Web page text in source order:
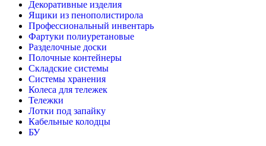
Декоративные изделия
Ящики из пенополистирола
Профессиональный инвентарь
Фартуки полиуретановые
Разделочные доски
Полочные контейнеры
Складские системы
Системы хранения
Колеса для тележек
Тележки
Лотки под запайку
Кабельные колодцы
БУ